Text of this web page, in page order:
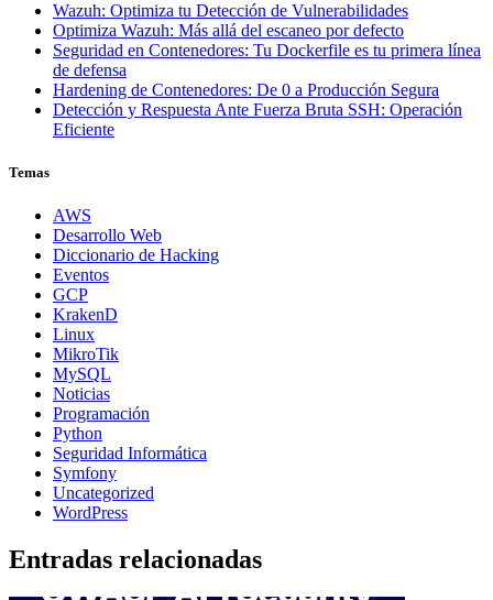
Wazuh: Optimiza tu Detección de Vulnerabilidades
Optimiza Wazuh: Más allá del escaneo por defecto
Seguridad en Contenedores: Tu Dockerfile es tu primera línea
de defensa
Hardening de Contenedores: De 0 a Producción Segura
Detección y Respuesta Ante Fuerza Bruta SSH: Operación
Eficiente
Temas
AWS
Desarrollo Web
Diccionario de Hacking
Eventos
GCP
KrakenD
Linux
MikroTik
MySQL
Noticias
Programación
Python
Seguridad Informática
Symfony
Uncategorized
WordPress
Entradas relacionadas